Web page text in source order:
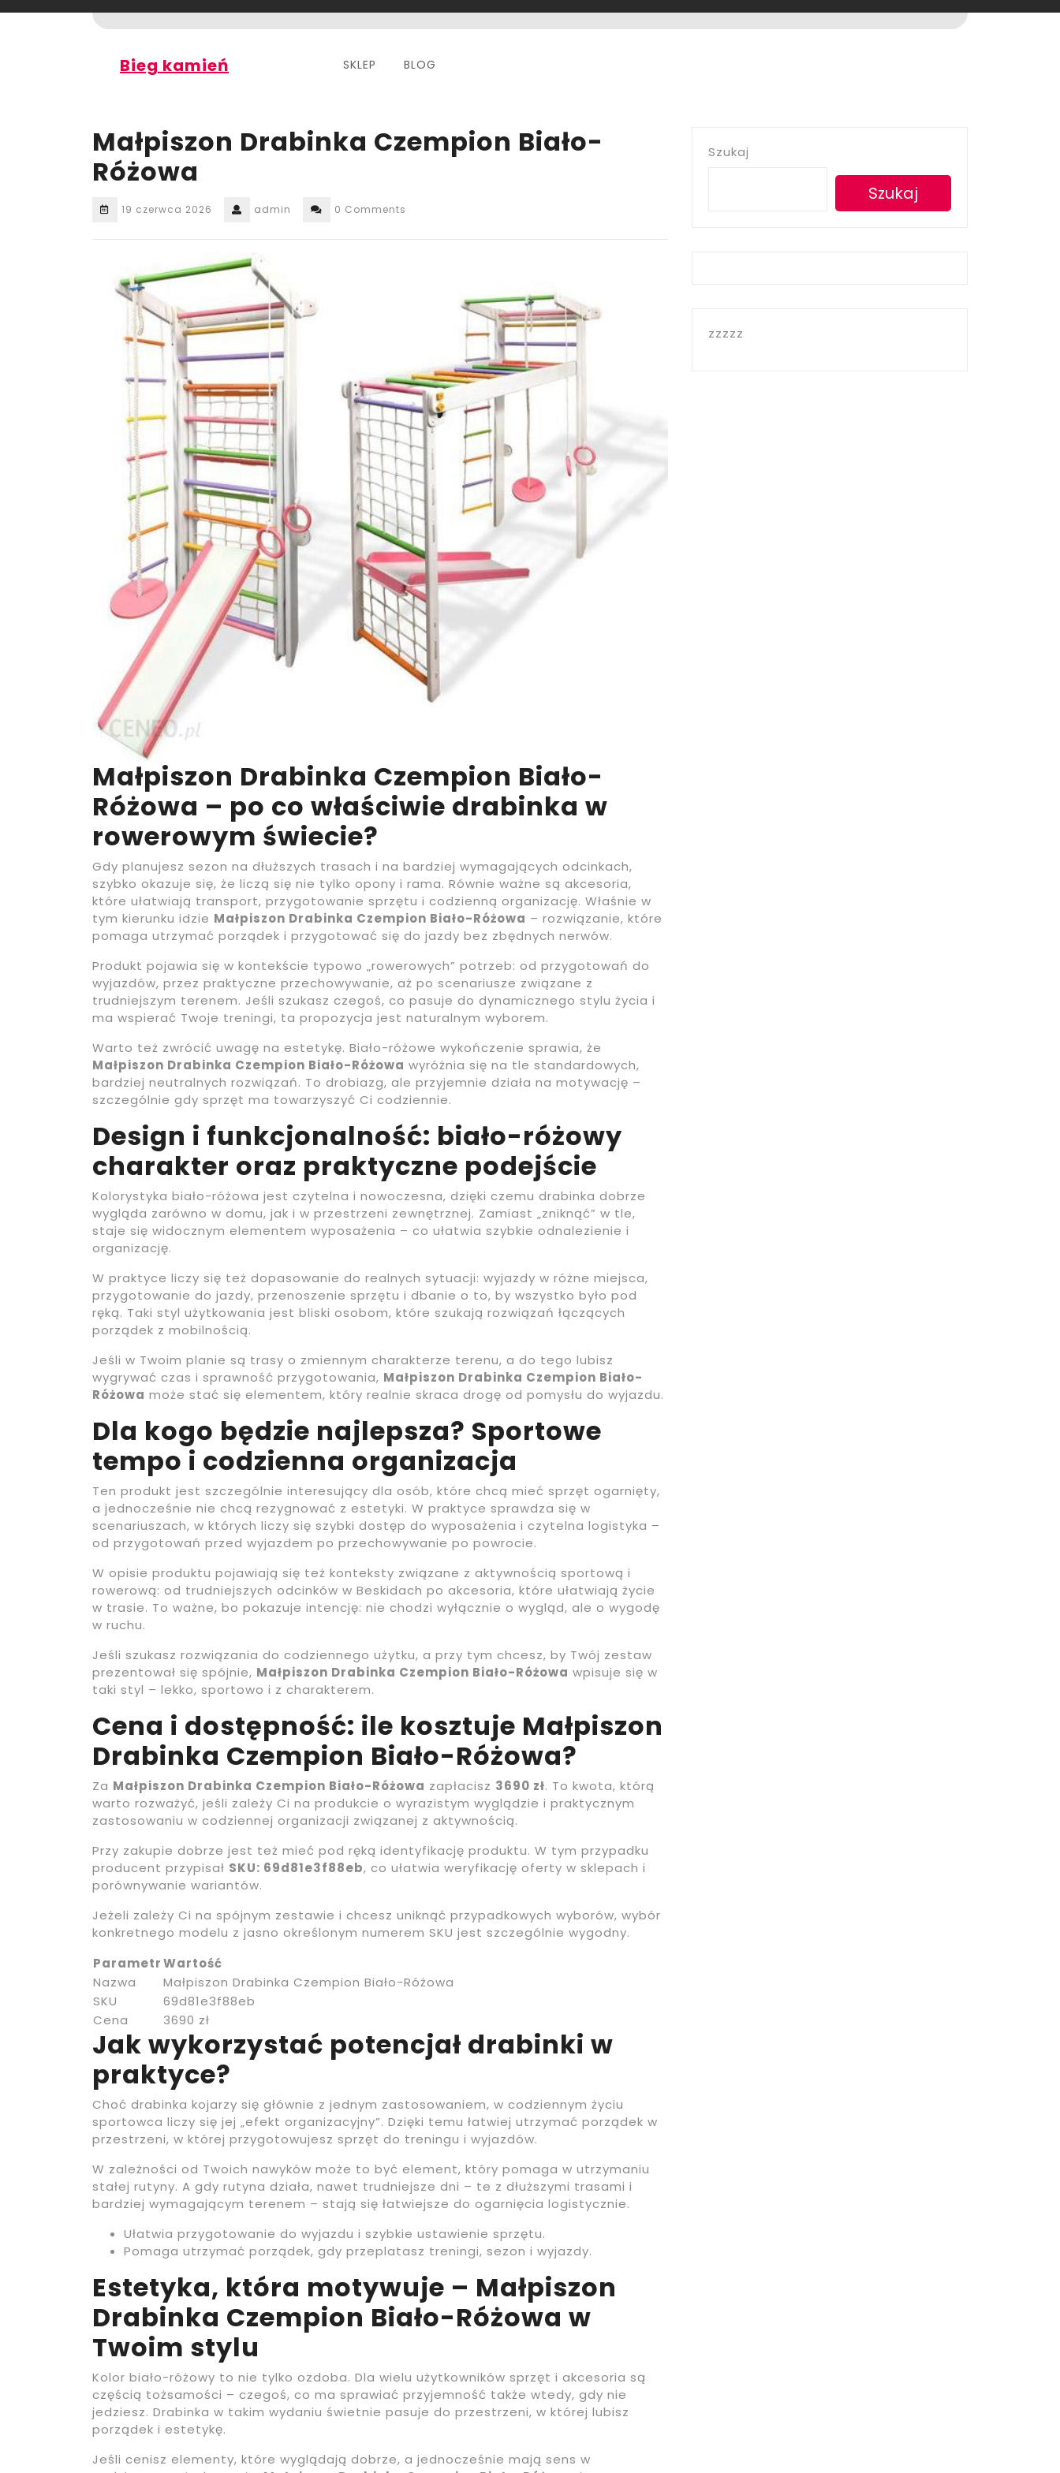
Bieg kamień SKLEP BLOG
Małpiszon Drabinka Czempion Biało-
Różowa
19 czerwca 2026 admin 0 Comments
Małpiszon Drabinka Czempion Biało-
Różowa – po co właściwie drabinka w
rowerowym świecie?
Gdy planujesz sezon na dłuższych trasach i na bardziej wymagających odcinkach,
szybko okazuje się, że liczą się nie tylko opony i rama. Równie ważne są akcesoria,
które ułatwiają transport, przygotowanie sprzętu i codzienną organizację. Właśnie w
tym kierunku idzie Małpiszon Drabinka Czempion Biało-Różowa – rozwiązanie, które
pomaga utrzymać porządek i przygotować się do jazdy bez zbędnych nerwów.
Produkt pojawia się w kontekście typowo „rowerowych” potrzeb: od przygotowań do
wyjazdów, przez praktyczne przechowywanie, aż po scenariusze związane z
trudniejszym terenem. Jeśli szukasz czegoś, co pasuje do dynamicznego stylu życia i
ma wspierać Twoje treningi, ta propozycja jest naturalnym wyborem.
Warto też zwrócić uwagę na estetykę. Biało-różowe wykończenie sprawia, że
Małpiszon Drabinka Czempion Biało-Różowa wyróżnia się na tle standardowych,
bardziej neutralnych rozwiązań. To drobiazg, ale przyjemnie działa na motywację –
szczególnie gdy sprzęt ma towarzyszyć Ci codziennie.
Design i funkcjonalność: biało-różowy
charakter oraz praktyczne podejście
Kolorystyka biało-różowa jest czytelna i nowoczesna, dzięki czemu drabinka dobrze
wygląda zarówno w domu, jak i w przestrzeni zewnętrznej. Zamiast „zniknąć” w tle,
staje się widocznym elementem wyposażenia – co ułatwia szybkie odnalezienie i
organizację.
W praktyce liczy się też dopasowanie do realnych sytuacji: wyjazdy w różne miejsca,
przygotowanie do jazdy, przenoszenie sprzętu i dbanie o to, by wszystko było pod
ręką. Taki styl użytkowania jest bliski osobom, które szukają rozwiązań łączących
porządek z mobilnością.
Jeśli w Twoim planie są trasy o zmiennym charakterze terenu, a do tego lubisz
wygrywać czas i sprawność przygotowania, Małpiszon Drabinka Czempion Biało-
Różowa może stać się elementem, który realnie skraca drogę od pomysłu do wyjazdu.
Dla kogo będzie najlepsza? Sportowe
tempo i codzienna organizacja
Ten produkt jest szczególnie interesujący dla osób, które chcą mieć sprzęt ogarnięty,
a jednocześnie nie chcą rezygnować z estetyki. W praktyce sprawdza się w
scenariuszach, w których liczy się szybki dostęp do wyposażenia i czytelna logistyka –
od przygotowań przed wyjazdem po przechowywanie po powrocie.
W opisie produktu pojawiają się też konteksty związane z aktywnością sportową i
rowerową: od trudniejszych odcinków w Beskidach po akcesoria, które ułatwiają życie
w trasie. To ważne, bo pokazuje intencję: nie chodzi wyłącznie o wygląd, ale o wygodę
w ruchu.
Jeśli szukasz rozwiązania do codziennego użytku, a przy tym chcesz, by Twój zestaw
prezentował się spójnie, Małpiszon Drabinka Czempion Biało-Różowa wpisuje się w
taki styl – lekko, sportowo i z charakterem.
Cena i dostępność: ile kosztuje Małpiszon
Drabinka Czempion Biało-Różowa?
Za Małpiszon Drabinka Czempion Biało-Różowa zapłacisz 3690 zł. To kwota, którą
warto rozważyć, jeśli zależy Ci na produkcie o wyrazistym wyglądzie i praktycznym
zastosowaniu w codziennej organizacji związanej z aktywnością.
Przy zakupie dobrze jest też mieć pod ręką identyfikację produktu. W tym przypadku
producent przypisał SKU: 69d81e3f88eb, co ułatwia weryfikację oferty w sklepach i
porównywanie wariantów.
Jeżeli zależy Ci na spójnym zestawie i chcesz uniknąć przypadkowych wyborów, wybór
konkretnego modelu z jasno określonym numerem SKU jest szczególnie wygodny.
ParametrWartość
Nazwa
Małpiszon Drabinka Czempion Biało-Różowa
SKU
69d81e3f88eb
Cena
3690 zł
Jak wykorzystać potencjał drabinki w
praktyce?
Choć drabinka kojarzy się głównie z jednym zastosowaniem, w codziennym życiu
sportowca liczy się jej „efekt organizacyjny”. Dzięki temu łatwiej utrzymać porządek w
przestrzeni, w której przygotowujesz sprzęt do treningu i wyjazdów.
W zależności od Twoich nawyków może to być element, który pomaga w utrzymaniu
stałej rutyny. A gdy rutyna działa, nawet trudniejsze dni – te z dłuższymi trasami i
bardziej wymagającym terenem – stają się łatwiejsze do ogarnięcia logistycznie.
Ułatwia przygotowanie do wyjazdu i szybkie ustawienie sprzętu.
Pomaga utrzymać porządek, gdy przeplatasz treningi, sezon i wyjazdy.
Estetyka, która motywuje – Małpiszon
Drabinka Czempion Biało-Różowa w
Twoim stylu
Kolor biało-różowy to nie tylko ozdoba. Dla wielu użytkowników sprzęt i akcesoria są
częścią tożsamości – czegoś, co ma sprawiać przyjemność także wtedy, gdy nie
jedziesz. Drabinka w takim wydaniu świetnie pasuje do przestrzeni, w której lubisz
porządek i estetykę.
Jeśli cenisz elementy, które wyglądają dobrze, a jednocześnie mają sens w
Szukaj
Szukaj
zzzzz